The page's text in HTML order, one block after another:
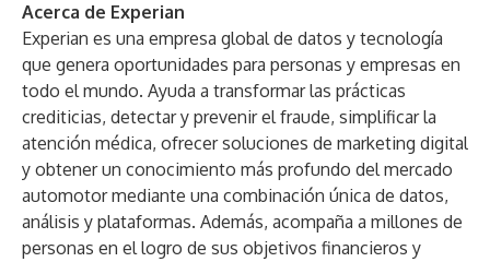
Acerca de Experian
Experian es una empresa global de datos y tecnología
que genera oportunidades para personas y empresas en
todo el mundo. Ayuda a transformar las prácticas
crediticias, detectar y prevenir el fraude, simplificar la
atención médica, ofrecer soluciones de marketing digital
y obtener un conocimiento más profundo del mercado
automotor mediante una combinación única de datos,
análisis y plataformas. Además, acompaña a millones de
personas en el logro de sus objetivos financieros y